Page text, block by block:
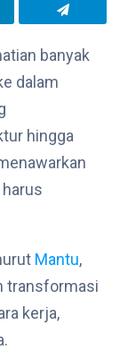
banyak
dalam
hingga
Mantu,
transformasi
kerja,